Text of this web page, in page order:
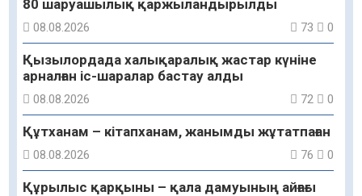
80 шаруашылық қаржыландырылды
08.08.2026 73 0
Қызылордада халықаралық жастар күніне
арналған іс-шаралар бастау алды
08.08.2026 72 0
Құтханам – кітапханам, жанымды жұтатпаған
08.08.2026 76 0
Құрылыс қарқыны – қала дамуының айғағы